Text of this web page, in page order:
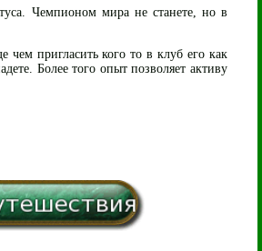
Чемпионом мира не станете, но в
чем пригласить кого то в клуб его как
Более того опыт позволяет активу